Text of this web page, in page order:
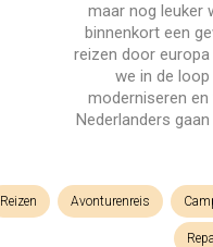
maar nog leuker
binnenkort een
reizen door
we in de
moderniseren
Nederlanders
Reizen Avonturenreis